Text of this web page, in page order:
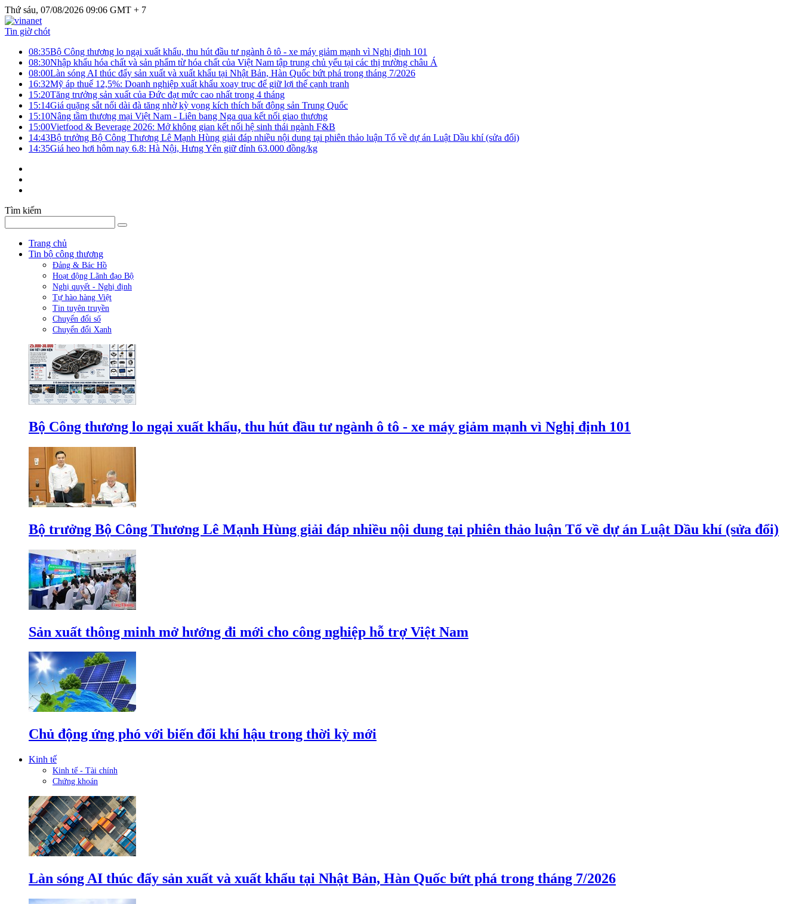
Thứ sáu, 07/08/2026 09:06 GMT + 7
Tin giờ chót
08:35Bộ Công thương lo ngại xuất khẩu, thu hút đầu tư ngành ô tô - xe máy giảm mạnh vì Nghị định 101
08:30Nhập khẩu hóa chất và sản phẩm từ hóa chất của Việt Nam tập trung chủ yếu tại các thị trường châu Á
08:00Làn sóng AI thúc đẩy sản xuất và xuất khẩu tại Nhật Bản, Hàn Quốc bứt phá trong tháng 7/2026
16:32Mỹ áp thuế 12,5%: Doanh nghiệp xuất khẩu xoay trục để giữ lợi thế cạnh tranh
15:20Tăng trưởng sản xuất của Đức đạt mức cao nhất trong 4 tháng
15:14Giá quặng sắt nối dài đà tăng nhờ kỳ vọng kích thích bất động sản Trung Quốc
15:10Nâng tầm thương mại Việt Nam - Liên bang Nga qua kết nối giao thương
15:00Vietfood & Beverage 2026: Mở không gian kết nối hệ sinh thái ngành F&B
14:43Bộ trưởng Bộ Công Thương Lê Mạnh Hùng giải đáp nhiều nội dung tại phiên thảo luận Tổ về dự án Luật Dầu khí (sửa đổi)
14:35Giá heo hơi hôm nay 6.8: Hà Nội, Hưng Yên giữ đỉnh 63.000 đồng/kg
Tìm kiếm
Trang chủ
Tin bộ công thương
Đảng & Bác Hồ
Hoạt động Lãnh đạo Bộ
Nghị quyết - Nghị định
Tự hào hàng Việt
Tin tuyên truyền
Chuyển đổi số
Chuyển đổi Xanh
Bộ Công thương lo ngại xuất khẩu, thu hút đầu tư ngành ô tô - xe máy giảm mạnh vì Nghị định 101
Bộ trưởng Bộ Công Thương Lê Mạnh Hùng giải đáp nhiều nội dung tại phiên thảo luận Tổ về dự án Luật Dầu khí (sửa đổi)
Sản xuất thông minh mở hướng đi mới cho công nghiệp hỗ trợ Việt Nam
Chủ động ứng phó với biến đổi khí hậu trong thời kỳ mới
Kinh tế
Kinh tế - Tài chính
Chứng khoán
Làn sóng AI thúc đẩy sản xuất và xuất khẩu tại Nhật Bản, Hàn Quốc bứt phá trong tháng 7/2026